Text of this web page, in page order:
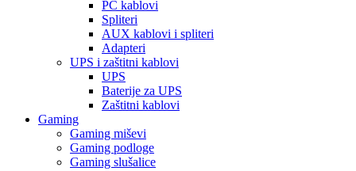
PC kablovi
Spliteri
AUX kablovi i spliteri
Adapteri
UPS i zaštitni kablovi
UPS
Baterije za UPS
Zaštitni kablovi
Gaming
Gaming miševi
Gaming podloge
Gaming slušalice